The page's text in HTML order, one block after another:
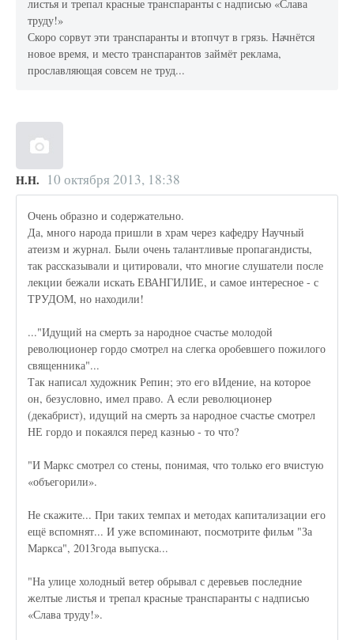
листья и трепал красные транспаранты с надписью «Слава
труду!»
Скоро сорвут эти транспаранты и втопчут в грязь. Начнётся
новое время, и место транспарантов займёт реклама,
прославляющая совсем не труд...
Н.Н. 10 октября 2013, 18:38
Очень образно и содержательно.
Да, много народа пришли в храм через кафедру Научный
атеизм и журнал. Были очень талантливые пропагандисты,
так рассказывали и цитировали, что многие слушатели после
лекции бежали искать ЕВАНГИЛИЕ, и самое интересное - с
ТРУДОМ, но находили!
..."Идущий на смерть за народное счастье молодой
революционер гордо смотрел на слегка оробевшего пожилого
священника"...
Так написал художник Репин; это его вИдение, на которое
он, безусловно, имел право. А если революционер
(декабрист), идущий на смерть за народное счастье смотрел
НЕ гордо и покаялся перед казнью - то что?
"И Маркс смотрел со стены, понимая, что только его вчистую
«объегорили».
Не скажите... При таких темпах и методах капитализации его
ещё вспомнят... И уже вспоминают, посмотрите фильм "За
Маркса", 2013года выпуска...
"На улице холодный ветер обрывал с деревьев последние
желтые листья и трепал красные транспаранты с надписью
«Слава труду!».